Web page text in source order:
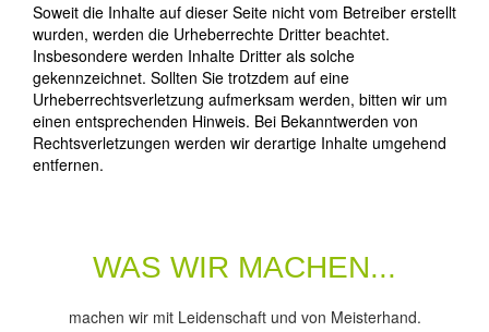
Soweit die Inhalte auf dieser Seite nicht vom Betreiber erstellt
wurden, werden die Urheberrechte Dritter beachtet.
Insbesondere werden Inhalte Dritter als solche
gekennzeichnet. Sollten Sie trotzdem auf eine
Urheberrechtsverletzung aufmerksam werden, bitten wir um
einen entsprechenden Hinweis. Bei Bekanntwerden von
Rechtsverletzungen werden wir derartige Inhalte umgehend
entfernen.
WAS WIR MACHEN...
machen wir mit Leidenschaft und von Meisterhand.